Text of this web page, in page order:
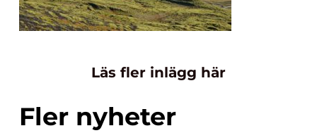
Läs fler inlägg här
Fler nyheter